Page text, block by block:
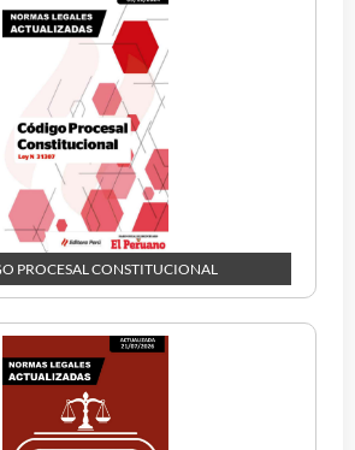
PROCESAL CONSTITUCIONAL